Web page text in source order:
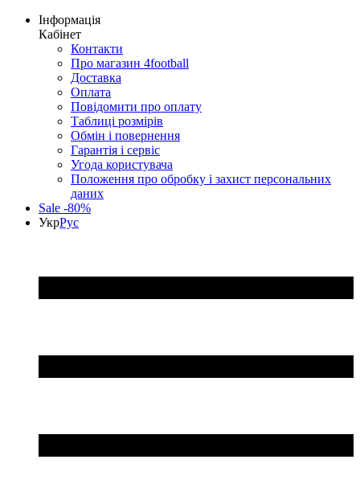
Інформація
Кабінет
Контакти
Про магазин 4football
Доставка
Оплата
Повідомити про оплату
Таблиці розмірів
Обмін і повернення
Гарантія і сервіс
Угода користувача
Положення про обробку і захист персональних
даних
Sale -80%
УкрРус